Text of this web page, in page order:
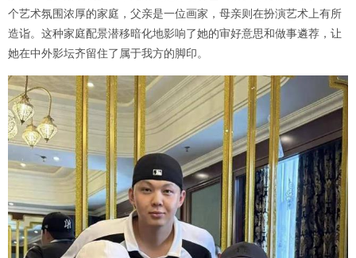
个艺术氛围浓厚的家庭，父亲是一位画家，母亲则在扮演艺术上有所
造诣。这种家庭配景潜移暗化地影响了她的审好意思和做事遴荐，让
她在中外影坛齐留住了属于我方的脚印。